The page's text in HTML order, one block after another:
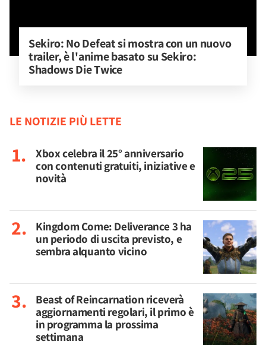
Sekiro: No Defeat si mostra con un nuovo
trailer, è l'anime basato su Sekiro:
Shadows Die Twice
LE NOTIZIE PIÙ LETTE
Xbox celebra il 25° anniversario
con contenuti gratuiti, iniziative e
novità
Kingdom Come: Deliverance 3 ha
un periodo di uscita previsto, e
sembra alquanto vicino
Beast of Reincarnation riceverà
aggiornamenti regolari, il primo è
in programma la prossima
settimana